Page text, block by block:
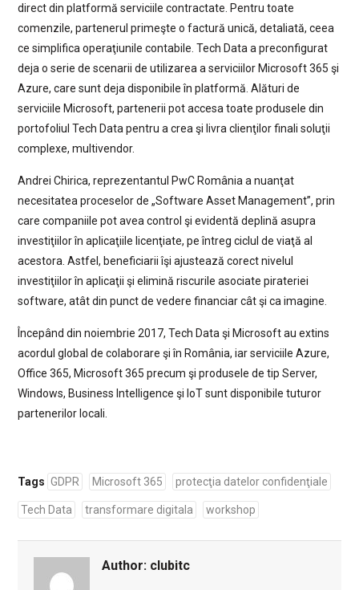
direct din platformă serviciile contractate. Pentru toate
comenzile, partenerul primeşte o factură unică, detaliată, ceea
ce simplifica operaţiunile contabile. Tech Data a preconfigurat
deja o serie de scenarii de utilizarea a serviciilor Microsoft 365 şi
Azure, care sunt deja disponibile în platformă. Alături de
serviciile Microsoft, partenerii pot accesa toate produsele din
portofoliul Tech Data pentru a crea şi livra clienţilor finali soluţii
complexe, multivendor.
Andrei Chirica, reprezentantul PwC România a nuanţat
necesitatea proceselor de „Software Asset Management”, prin
care companiile pot avea control şi evidentă deplină asupra
investiţiilor în aplicaţiile licenţiate, pe întreg ciclul de viaţă al
acestora. Astfel, beneficiarii îşi ajustează corect nivelul
investiţiilor în aplicaţii şi elimină riscurile asociate pirateriei
software, atât din punct de vedere financiar cât şi ca imagine.
Începând din noiembrie 2017, Tech Data şi Microsoft au extins
acordul global de colaborare şi în România, iar serviciile Azure,
Office 365, Microsoft 365 precum şi produsele de tip Server,
Windows, Business Intelligence şi IoT sunt disponibile tuturor
partenerilor locali.
Tags GDPR Microsoft 365 protecţia datelor confidenţiale
Tech Data transformare digitala workshop
Author: clubitc